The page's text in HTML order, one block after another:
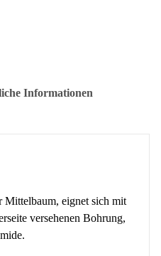
Informationen
Mittelbaum, eignet sich mit
versehenen Bohrung,